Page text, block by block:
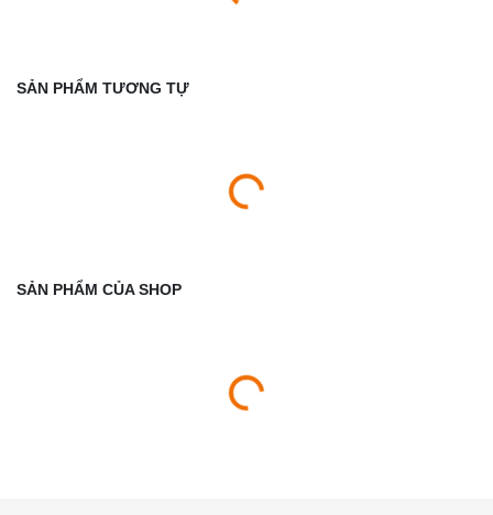
SẢN PHẨM TƯƠNG TỰ
SẢN PHẨM CỦA SHOP